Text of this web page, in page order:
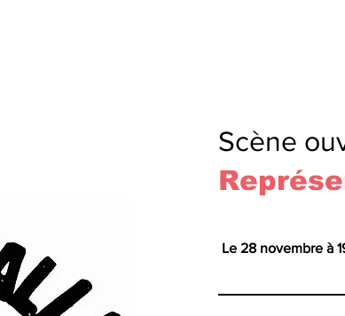
Scène
Le 28 novembre à